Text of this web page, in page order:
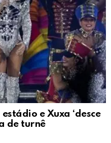
e Xuxa ‘desce
de turnê